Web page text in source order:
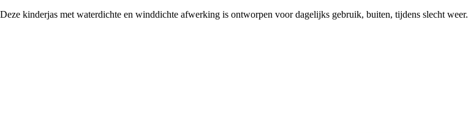
Deze kinderjas met waterdichte en winddichte afwerking is ontworpen voor dagelijks gebruik, buiten, tijdens slecht weer.